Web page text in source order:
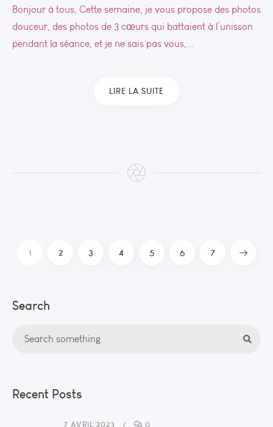
Bonjour à tous, Cette semaine, je vous propose des photos
douceur, des photos de 3 cœurs qui battaient à l’unisson
pendant la séance, et je ne sais pas vous,...
LIRE LA SUITE
1 2 3 4 5 6 7
Search
Recent Posts
7 AVRIL 2023 0